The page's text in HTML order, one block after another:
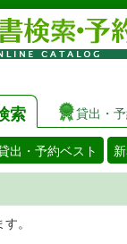
索 貸出・
出・予約ベスト
ることがで